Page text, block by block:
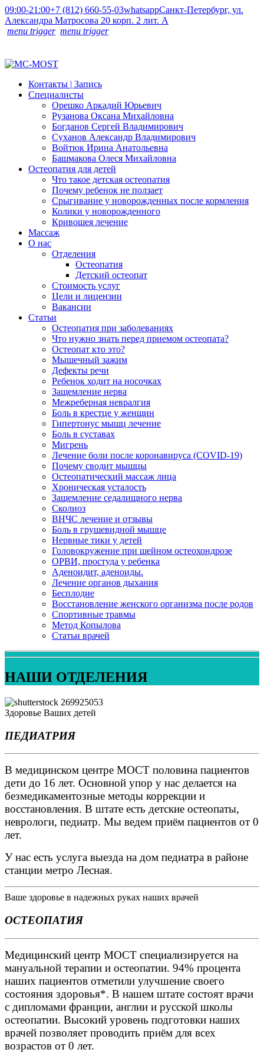
09:00-21:00+7 (812) 660-55-03whatsappСанкт-Петербург, ул.
Александра Матросова 20 корп. 2 лит. А
menu trigger menu trigger
Контакты | Запись
Специалисты
Орешко Аркадий Юрьевич
Рузанова Оксана Михайловна
Богданов Сергей Владимирович
Суханов Александр Владимирович
Войтюк Ирина Анатольевна
Башмакова Олеся Михайловна
Остеопатия для детей
Что такое детская остеопатия
Почему ребенок не ползает
Срыгивание у новорожденных после кормления
Колики у новорожденного
Кривошея лечение
Массаж
О нас
Отделения
Остеопатия
Детский остеопат
Стоимость услуг
Цели и лицензии
Вакансии
Статьи
Остеопатия при заболеваниях
Что нужно знать перед приемом остеопата?
Остеопат кто это?
Мышечный зажим
Дефекты речи
Ребенок ходит на носочках
Защемление нерва
Межреберная невралгия
Боль в крестце у женщин
Гипертонус мышц лечение
Боль в суставах
Мигрень
Лечение боли после коронавируса (COVID-19)
Почему сводит мышцы
Остеопатический массаж лица
Хроническая усталость
Защемление седалищного нерва
Сколиоз
ВНЧС лечение и отзывы
Боль в грушевидной мышце
Нервные тики у детей
Головокружение при шейном остеохондрозе
ОРВИ, простуда у ребенка
Аденоидит, аденоиды.
Лечение органов дыхания
Бесплодие
Восстановление женского организма после родов
Спортивные травмы
Метод Копылова
Статьи врачей
НАШИ ОТДЕЛЕНИЯ
Здоровье Ваших детей
ПЕДИАТРИЯ
В медицинском центре МОСТ половина пациентов
дети до 16 лет. Основной упор у нас делается на
безмедикаментозные методы коррекции и
восстановления. В штате есть детские остеопаты,
неврологи, педиатр. Мы ведем приём пациентов от 0
лет.
У нас есть услуга выезда на дом педиатра в районе
станции метро Лесная.
Ваше здоровье в надежных руках наших врачей
ОСТЕОПАТИЯ
Медицинский центр МОСТ специализируется на
мануальной терапии и остеопатии. 94% процента
наших пациентов отметили улучшение своего
состояния здоровья*. В нашем штате состоят врачи
с дипломами франции, англии и русской школы
остеопатии. Высокий уровень подготовки наших
врачей позволяет проводить приём для всех
возрастов от 0 лет.